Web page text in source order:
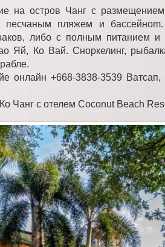
на остров Чанг с
песчаным пляжем и
либо с полным питанием и
Яй, Ко Вай. Сноркелинг,
онлайн +668-3838-3539
Чанг с отелем Coconut Beach